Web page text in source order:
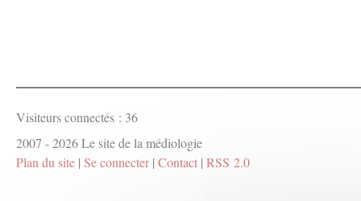
Visiteurs connectés : 36
2007 - 2026 Le site de la médiologie
Plan du site | Se connecter| Contact | RSS 2.0